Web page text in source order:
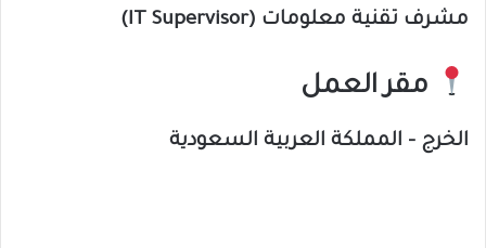
مشرف تقنية معلومات (IT Supervisor)
مقر العمل
الخرج – المملكة العربية السعودية